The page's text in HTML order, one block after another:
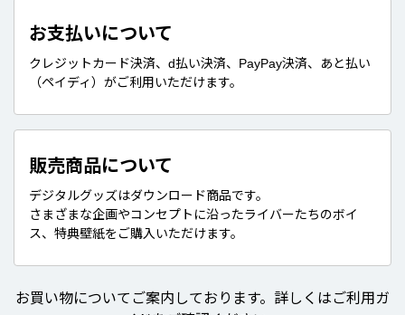
お支払いについて
クレジットカード決済、d払い決済、PayPay決済、あと払い
（ペイディ）がご利用いただけます。
販売商品について
デジタルグッズはダウンロード商品です。
さまざまな企画やコンセプトに沿ったライバーたちのボイ
ス、特典壁紙をご購入いただけます。
お買い物についてご案内しております。詳しくはご利用ガ